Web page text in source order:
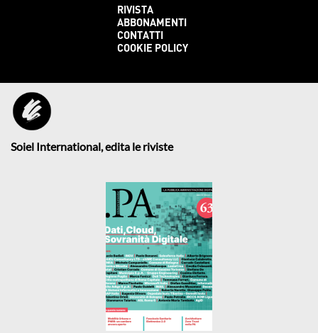
RIVISTA
ABBONAMENTI
CONTATTI
COOKIE POLICY
Soiel International, edita le riviste